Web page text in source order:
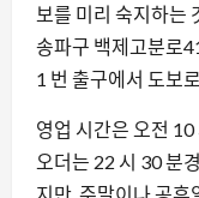
보를 미리 숙지하는
송파구 백제고분로
1 번 출구에서 도보
영업 시간은 오전
오더는 22 시 30 분